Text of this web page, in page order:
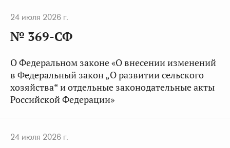
24 июля 2026 г.
№ 369-СФ
О Федеральном законе «О внесении изменений
в Федеральный закон „О развитии сельского
хозяйства“ и отдельные законодательные акты
Российской Федерации»
24 июля 2026 г.